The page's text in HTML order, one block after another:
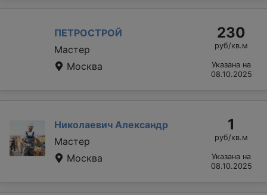
ПЕТРОСТРОЙ
Мастер
Москва
230
руб/кв.м
Указана на
08.10.2025
Николаевич Александр
Мастер
Москва
1
руб/кв.м
Указана на
08.10.2025